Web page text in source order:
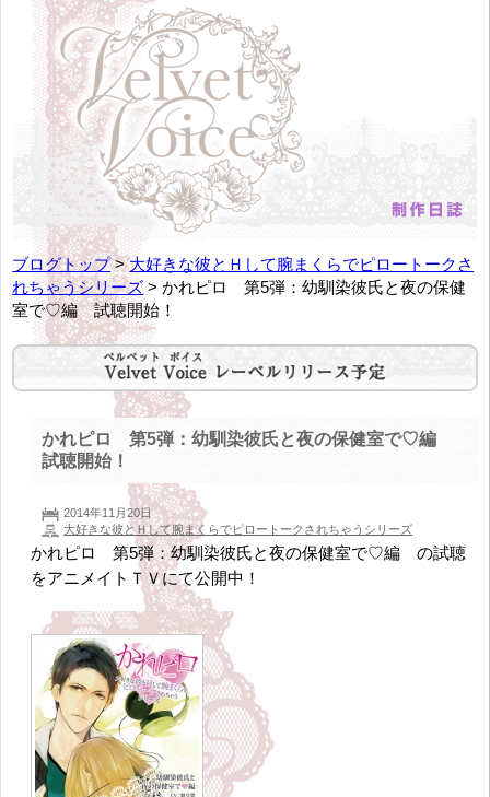
ブログトップ>大好きな彼とＨして腕まくらでピロートークさ
れちゃうシリーズ > かれピロ 第5弾：幼馴染彼氏と夜の保健
室で♡編 試聴開始！
かれピロ 第5弾：幼馴染彼氏と夜の保健室で♡編
試聴開始！
2014年11月20日
大好きな彼とＨして腕まくらでピロートークされちゃうシリーズ
かれピロ 第5弾：幼馴染彼氏と夜の保健室で♡編 の試聴
をアニメイトＴＶにて公開中！